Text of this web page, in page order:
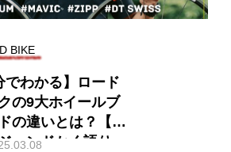
BIKE
でわかる】ロード
の9大ホイールブ
の違いとは？【業
ェンドかく語り